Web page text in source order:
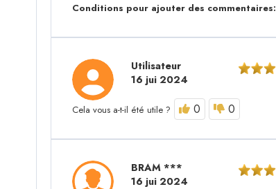
Conditions pour ajouter des commentaires:
Utilisateur
16 jui 2024
Cela vous a-t-il été utile ? 0 0
BRAM ***
16 jui 2024